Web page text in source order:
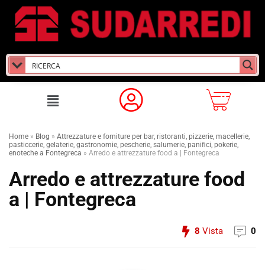
Home » Blog » Attrezzature e forniture per bar, ristoranti, pizzerie, macellerie,
pasticcerie, gelaterie, gastronomie, pescherie, salumerie, panifici, pokerie,
enoteche a Fontegreca » Arredo e attrezzature food a | Fontegreca
Arredo e attrezzature food
a | Fontegreca
8 Vista 0